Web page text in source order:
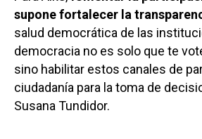
supone fortalecer la
salud democrática de las
democracia no es solo que te
sino habilitar estos canales de
ciudadanía para la toma de
Susana Tundidor.